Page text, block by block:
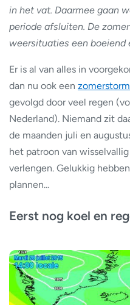
in het vat. Daarmee gaan
periode afsluiten. De
weersituaties een boeiend
Er is al van alles in
dan nu ook een zomerstorm
gevolgd door veel regen
Nederland). Niemand zit
de maanden juli en
het patroon van
verlengen. Gelukkig
plannen…
Eerst nog koel en